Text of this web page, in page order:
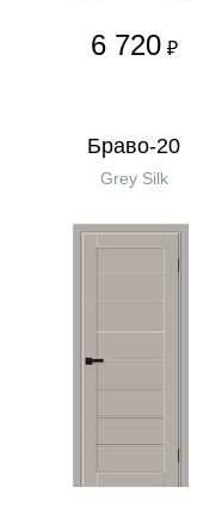
6 720 ₽
Браво-20
Grey Silk